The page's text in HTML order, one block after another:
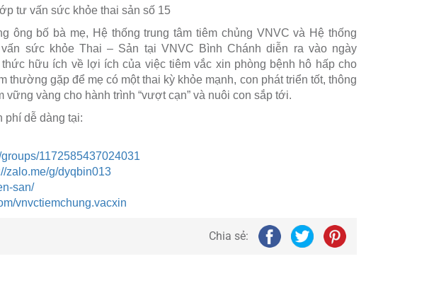
ông bố bà mẹ, Hệ thống trung tâm tiêm chủng VNVC và Hệ thống
sức khỏe Thai – Sản tại VNVC Bình Chánh diễn ra vào ngày
hữu ích về lợi ích của việc tiêm vắc xin phòng bệnh hô hấp cho
gặp để mẹ có một thai kỳ khỏe mạnh, con phát triển tốt, thông
vàng cho hành trình “vượt cạn” và nuôi con sắp tới.
phí dễ dàng tại:
1172585437024031
zalo.me/g/dyqbin013
san/
vnvctiemchung.vacxin
Chia sẻ: